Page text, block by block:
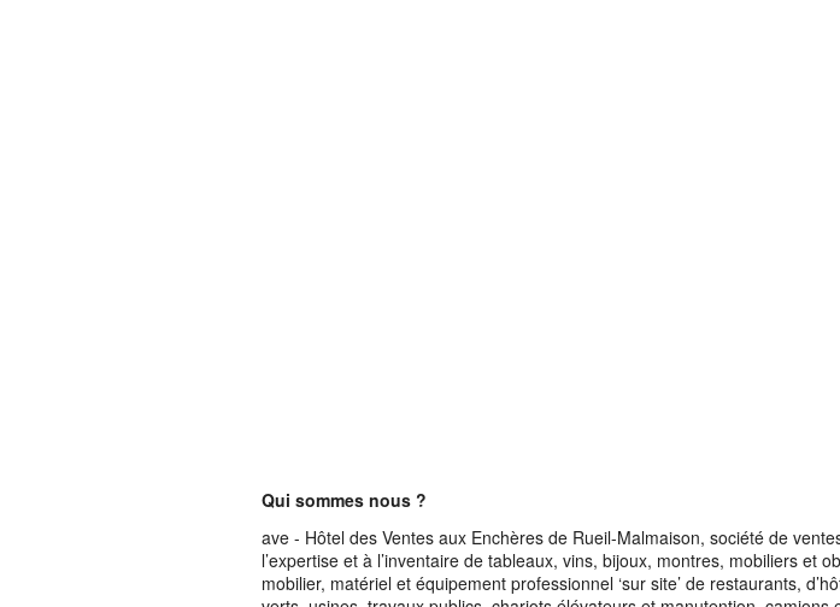
Qui sommes nous ?
ave - Hôtel des Ventes aux Enchères de Rueil-Malmaison, société de
l’expertise et à l’inventaire de tableaux, vins, bijoux, montres, mobiliers et
mobilier, matériel et équipement professionnel ‘sur site’ de restaurants,